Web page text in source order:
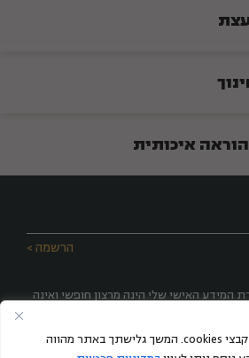
באתר זה נעשה שימוש בקבצי cookies. המשך גלישתך באתר מהווה
איכותית
המידע האישי שלי הינה מרצון חופשי ואינה
ישיר ועדכונים שוטפים במייל, ואני יודע/ת